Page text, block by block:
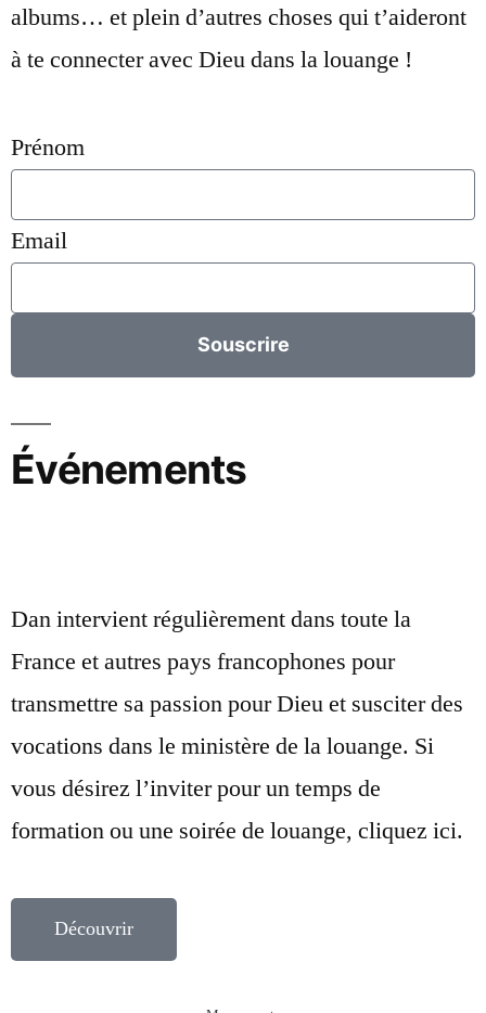
albums… et plein d’autres choses qui t’aideront
à te connecter avec Dieu dans la louange !
Prénom
Email
Souscrire
Événements
Dan intervient régulièrement dans toute la
France et autres pays francophones pour
transmettre sa passion pour Dieu et susciter des
vocations dans le ministère de la louange. Si
vous désirez l’inviter pour un temps de
formation ou une soirée de louange, cliquez ici.
Découvrir